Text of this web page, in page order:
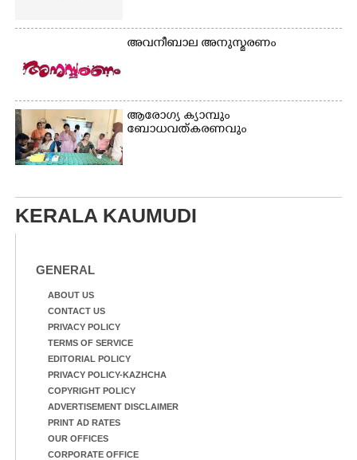
അവനീബാല അനുസ്മരണം
ആരോഗ്യ ക്യാമ്പും
ബോധവത്കരണവും
KERALA KAUMUDI
GENERAL
ABOUT US
CONTACT US
PRIVACY POLICY
TERMS OF SERVICE
EDITORIAL POLICY
PRIVACY POLICY-KAZHCHA
COPYRIGHT POLICY
ADVERTISEMENT DISCLAIMER
PRINT AD RATES
OUR OFFICES
CORPORATE OFFICE